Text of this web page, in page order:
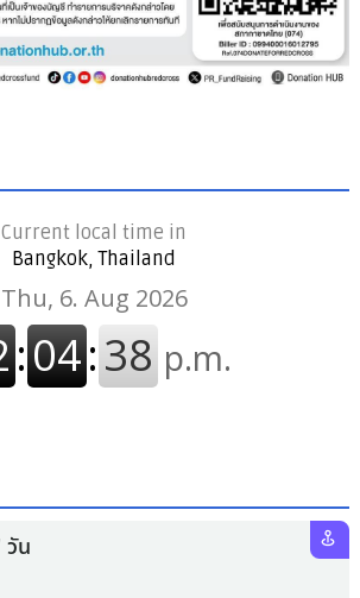
Current local time in
Bangkok, Thailand